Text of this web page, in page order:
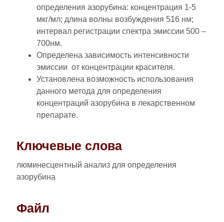
определения азорубина: концентрация 1-5
мкг/мл; длина волны возбуждения 516 нм;
интервал регистрации спектра эмиссии 500 –
700нм.
Определена зависимость интенсивности
эмиссии от концентрации красителя.
Установлена возможность использования
данного метода для определения
концентраций азорубина в лекарственном
препарате.
Ключевые слова
люминесцентный анализ для определения
азорубина
Файл